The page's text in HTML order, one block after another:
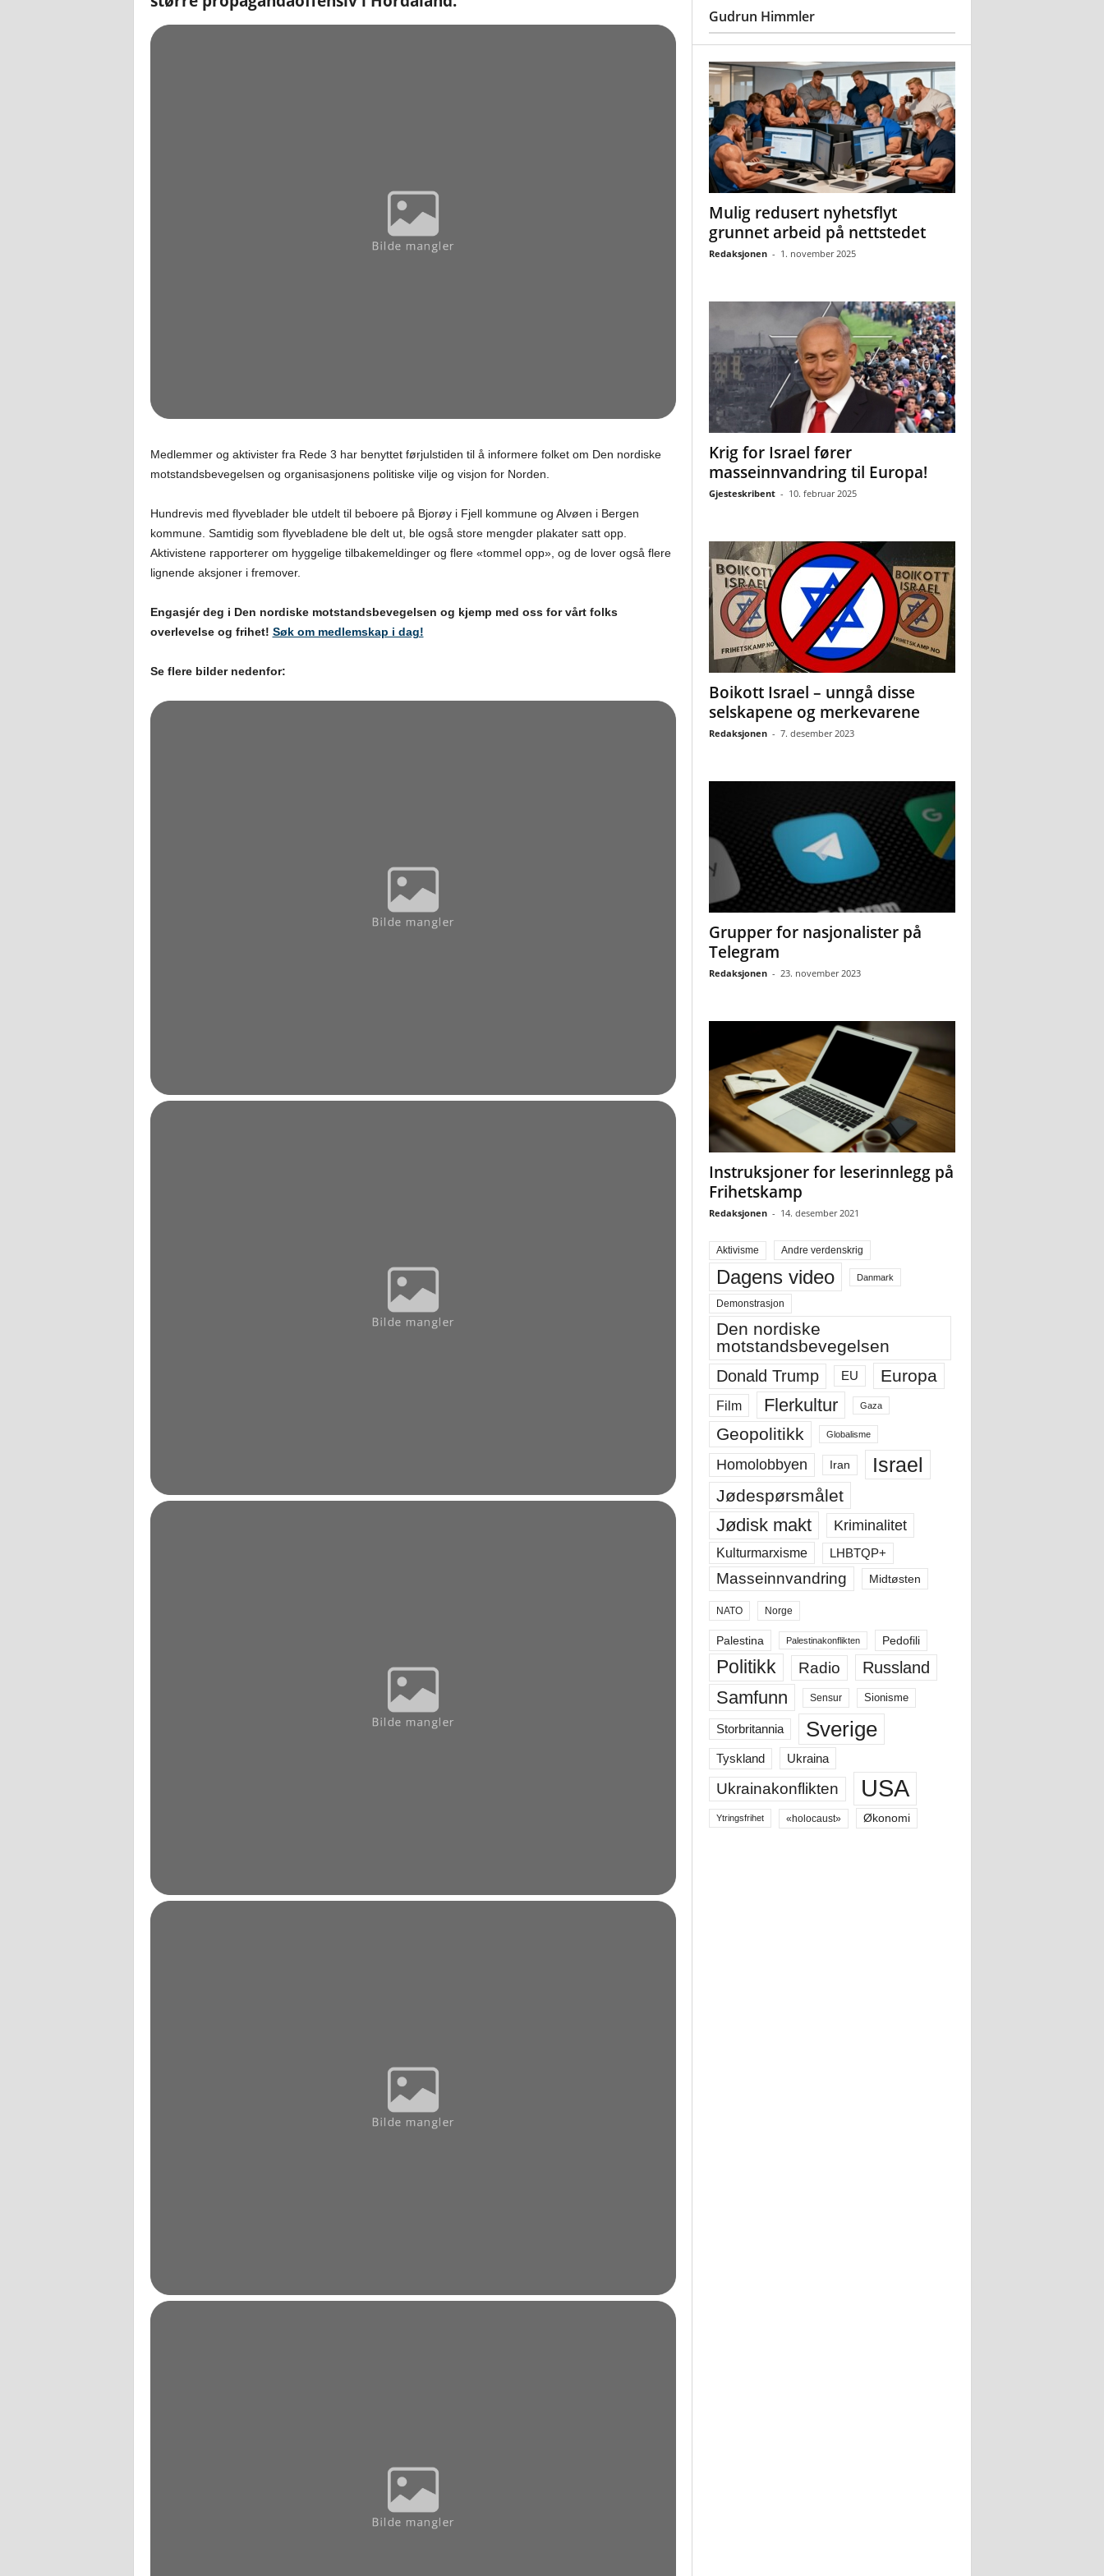
Medlemmer og aktivister fra Rede 3 har benyttet førjulstiden til å informere folket om Den nordiske
motstandsbevegelsen og organisasjonens politiske vilje og visjon for Norden.
Hundrevis med flyveblader ble utdelt til beboere på Bjorøy i Fjell kommune og Alvøen i Bergen
kommune. Samtidig som flyvebladene ble delt ut, ble også store mengder plakater satt opp.
Aktivistene rapporterer om hyggelige tilbakemeldinger og flere «tommel opp», og de lover også flere
lignende aksjoner i fremover.
Engasjér deg i Den nordiske motstandsbevegelsen og kjemp med oss for vårt folks
overlevelse og frihet! Søk om medlemskap i dag!
Se flere bilder nedenfor:
Gudrun Himmler
Mulig redusert nyhetsflyt
grunnet arbeid på nettstedet
Redaksjonen - 1. november 2025
Krig for Israel fører
masseinnvandring til Europa!
Gjesteskribent - 10. februar 2025
Boikott Israel – unngå disse
selskapene og merkevarene
Redaksjonen - 7. desember 2023
Grupper for nasjonalister på
Telegram
Redaksjonen - 23. november 2023
Instruksjoner for leserinnlegg på
Frihetskamp
Redaksjonen - 14. desember 2021
Aktivisme Andre verdenskrig
Dagens video Danmark
Demonstrasjon
Den nordiske
motstandsbevegelsen
Donald Trump EU Europa
Film Flerkultur Gaza
Geopolitikk Globalisme
Homolobbyen Iran Israel
Jødespørsmålet
Jødisk makt Kriminalitet
Kulturmarxisme LHBTQP+
Masseinnvandring Midtøsten
NATO Norge
Palestina Palestinakonflikten Pedofili
Politikk Radio Russland
Samfunn Sensur Sionisme
Storbritannia Sverige
Tyskland Ukraina
Ukrainakonflikten USA
Ytringsfrihet «holocaust» Økonomi